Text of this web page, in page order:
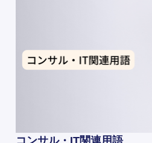
コンサル・IT関連用語